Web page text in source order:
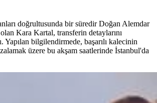
doğrultusunda bir süredir Doğan Alemdar
Kara Kartal, transferin detaylarını
Yapılan bilgilendirmede, başarılı kalecinin
üzere bu akşam saatlerinde İstanbul'da